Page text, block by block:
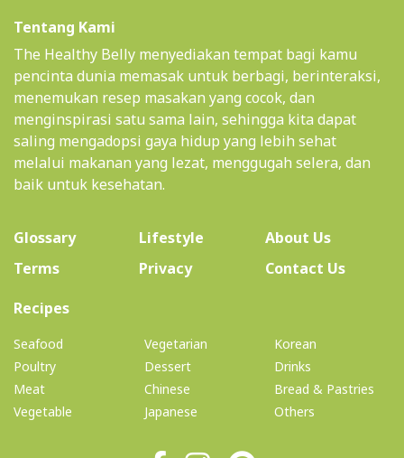
Tentang Kami
The Healthy Belly menyediakan tempat bagi kamu
pencinta dunia memasak untuk berbagi, berinteraksi,
menemukan resep masakan yang cocok, dan
menginspirasi satu sama lain, sehingga kita dapat
saling mengadopsi gaya hidup yang lebih sehat
melalui makanan yang lezat, menggugah selera, dan
baik untuk kesehatan.
Glossary Lifestyle About Us(current)
Terms
Privacy
Contact Us
Recipes(current)
Seafood
Poultry
Meat
Vegetable
Vegetarian
Dessert
Chinese
Japanese
Korean
Drinks
Bread & Pastries
Others